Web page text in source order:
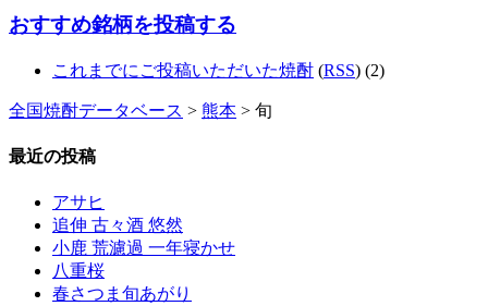
おすすめ銘柄を投稿する
これまでにご投稿いただいた焼酎 (RSS) (2)
全国焼酎データベース > 熊本 > 旬
最近の投稿
アサヒ
追伸 古々酒 悠然
小鹿 荒濾過 一年寝かせ
八重桜
春さつま旬あがり